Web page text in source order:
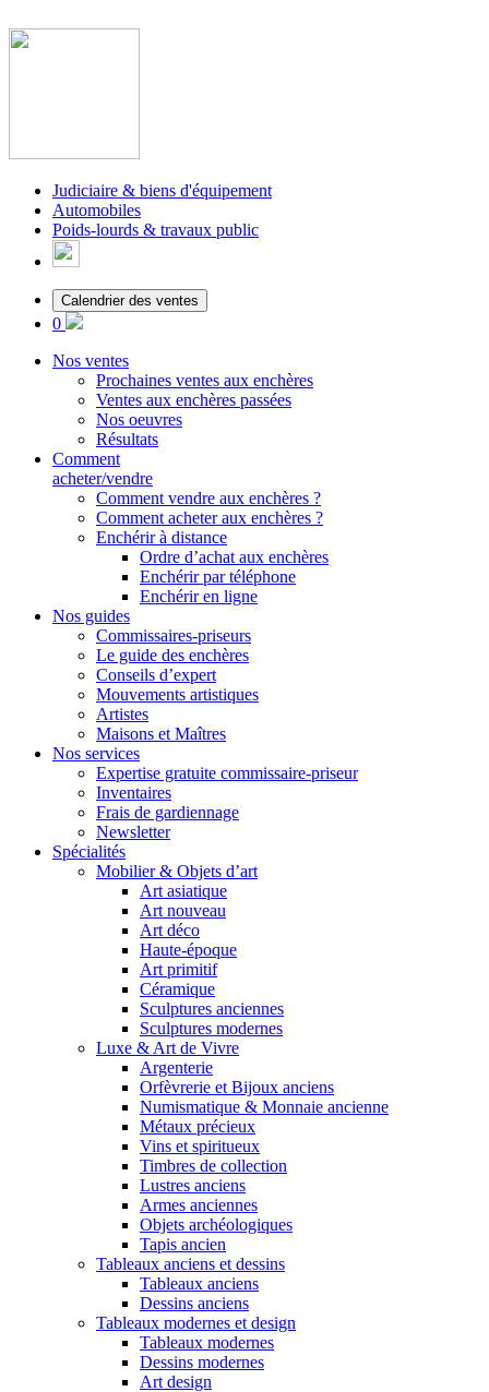
Judiciaire & biens d'équipement
Automobiles
Poids-lourds & travaux public
Calendrier des ventes
0
Nos ventes
Prochaines ventes aux enchères
Ventes aux enchères passées
Nos oeuvres
Résultats
Comment
acheter/vendre
Comment vendre aux enchères ?
Comment acheter aux enchères ?
Enchérir à distance
Ordre d’achat aux enchères
Enchérir par téléphone
Enchérir en ligne
Nos guides
Commissaires-priseurs
Le guide des enchères
Conseils d’expert
Mouvements artistiques
Artistes
Maisons et Maîtres
Nos services
Expertise gratuite commissaire-priseur
Inventaires
Frais de gardiennage
Newsletter
Spécialités
Mobilier & Objets d’art
Art asiatique
Art nouveau
Art déco
Haute-époque
Art primitif
Céramique
Sculptures anciennes
Sculptures modernes
Luxe & Art de Vivre
Argenterie
Orfèvrerie et Bijoux anciens
Numismatique & Monnaie ancienne
Métaux précieux
Vins et spiritueux
Timbres de collection
Lustres anciens
Armes anciennes
Objets archéologiques
Tapis ancien
Tableaux anciens et dessins
Tableaux anciens
Dessins anciens
Tableaux modernes et design
Tableaux modernes
Dessins modernes
Art design